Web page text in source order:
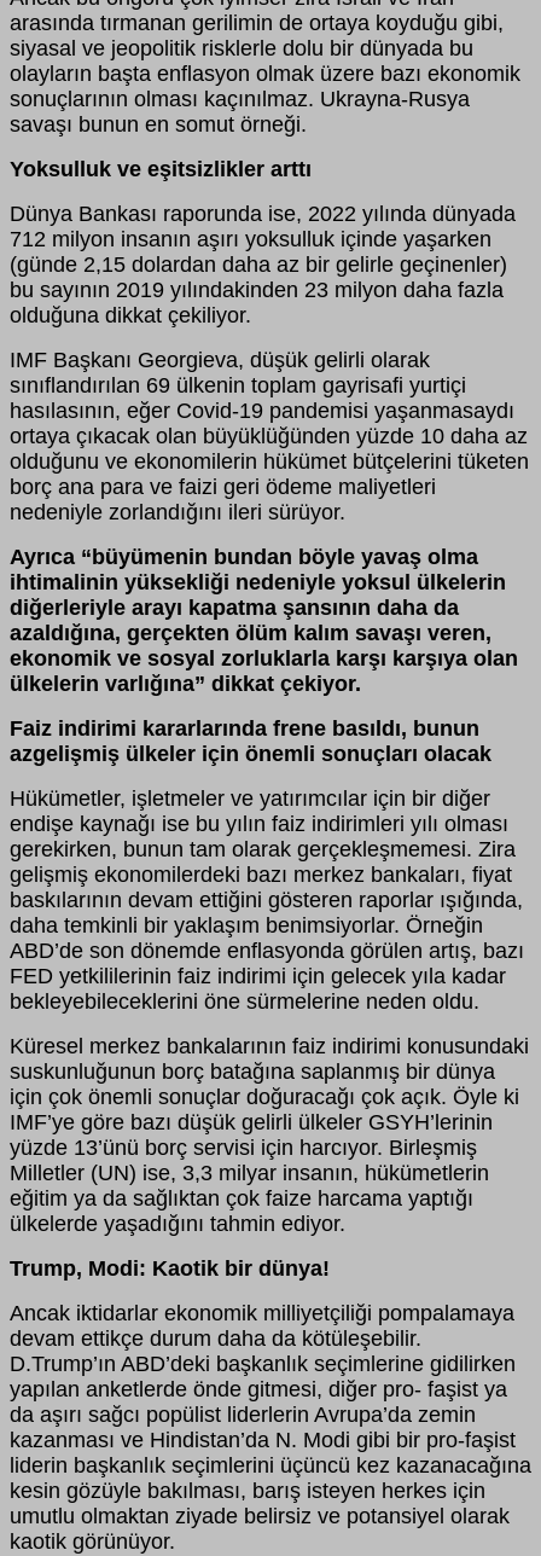
arasında tırmanan gerilimin de ortaya koyduğu gibi,
siyasal ve jeopolitik risklerle dolu bir dünyada bu
olayların başta enflasyon olmak üzere bazı ekonomik
sonuçlarının olması kaçınılmaz. Ukrayna-Rusya
savaşı bunun en somut örneği.
Yoksulluk ve eşitsizlikler arttı
Dünya Bankası raporunda ise, 2022 yılında dünyada
712 milyon insanın aşırı yoksulluk içinde yaşarken
(günde 2,15 dolardan daha az bir gelirle geçinenler)
bu sayının 2019 yılındakinden 23 milyon daha fazla
olduğuna dikkat çekiliyor.
IMF Başkanı Georgieva, düşük gelirli olarak
sınıflandırılan 69 ülkenin toplam gayrisafi yurtiçi
hasılasının, eğer Covid-19 pandemisi yaşanmasaydı
ortaya çıkacak olan büyüklüğünden yüzde 10 daha az
olduğunu ve ekonomilerin hükümet bütçelerini tüketen
borç ana para ve faizi geri ödeme maliyetleri
nedeniyle zorlandığını ileri sürüyor.
Ayrıca “büyümenin bundan böyle yavaş olma
ihtimalinin yüksekliği nedeniyle yoksul ülkelerin
diğerleriyle arayı kapatma şansının daha da
azaldığına, gerçekten ölüm kalım savaşı veren,
ekonomik ve sosyal zorluklarla karşı karşıya olan
ülkelerin varlığına” dikkat çekiyor.
Faiz indirimi kararlarında frene basıldı, bunun
azgelişmiş ülkeler için önemli sonuçları olacak
Hükümetler, işletmeler ve yatırımcılar için bir diğer
endişe kaynağı ise bu yılın faiz indirimleri yılı olması
gerekirken, bunun tam olarak gerçekleşmemesi. Zira
gelişmiş ekonomilerdeki bazı merkez bankaları, fiyat
baskılarının devam ettiğini gösteren raporlar ışığında,
daha temkinli bir yaklaşım benimsiyorlar. Örneğin
ABD’de son dönemde enflasyonda görülen artış, bazı
FED yetkililerinin faiz indirimi için gelecek yıla kadar
bekleyebileceklerini öne sürmelerine neden oldu.
Küresel merkez bankalarının faiz indirimi konusundaki
suskunluğunun borç batağına saplanmış bir dünya
için çok önemli sonuçlar doğuracağı çok açık. Öyle ki
IMF’ye göre bazı düşük gelirli ülkeler GSYH’lerinin
yüzde 13’ünü borç servisi için harcıyor. Birleşmiş
Milletler (UN) ise, 3,3 milyar insanın, hükümetlerin
eğitim ya da sağlıktan çok faize harcama yaptığı
ülkelerde yaşadığını tahmin ediyor.
Trump, Modi: Kaotik bir dünya!
Ancak iktidarlar ekonomik milliyetçiliği pompalamaya
devam ettikçe durum daha da kötüleşebilir.
D.Trump’ın ABD’deki başkanlık seçimlerine gidilirken
yapılan anketlerde önde gitmesi, diğer pro- faşist ya
da aşırı sağcı popülist liderlerin Avrupa’da zemin
kazanması ve Hindistan’da N. Modi gibi bir pro-faşist
liderin başkanlık seçimlerini üçüncü kez kazanacağına
kesin gözüyle bakılması, barış isteyen herkes için
umutlu olmaktan ziyade belirsiz ve potansiyel olarak
kaotik görünüyor.